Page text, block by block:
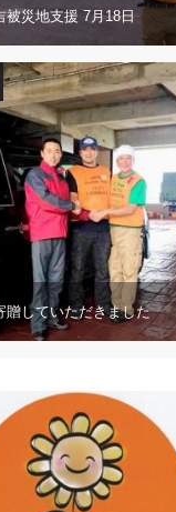
災地支援 7月18日
贈していただきました